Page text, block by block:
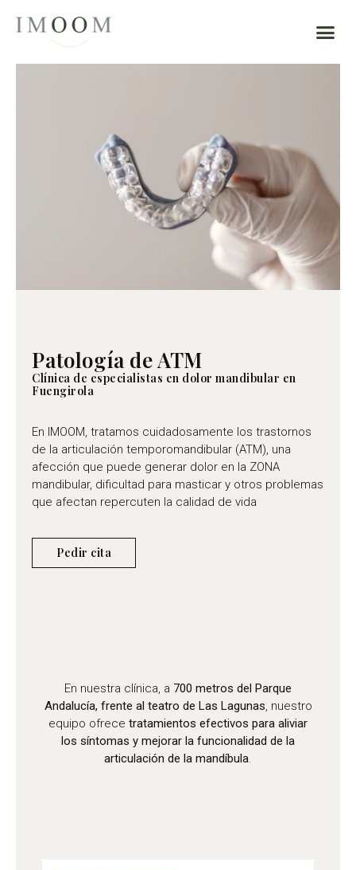
Patología de ATM
Clínica de especialistas en dolor mandibular en
Fuengirola
En IMOOM, tratamos cuidadosamente los trastornos
de la articulación temporomandibular (ATM), una
afección que puede generar dolor en la ZONA
mandibular, dificultad para masticar y otros problemas
que afectan repercuten la calidad de vida
Pedir cita
En nuestra clínica, a 700 metros del Parque
Andalucía, frente al teatro de Las Lagunas, nuestro
equipo ofrece tratamientos efectivos para aliviar
los síntomas y mejorar la funcionalidad de la
articulación de la mandíbula.